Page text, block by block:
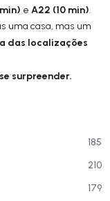
e A22 (10 min).
uma casa, mas um
das localizações
surpreender.
185
210
179